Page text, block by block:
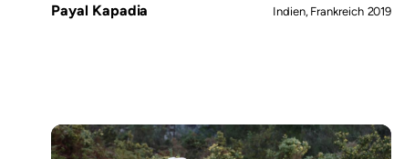
Payal Kapadia Indien, Frankreich 2019